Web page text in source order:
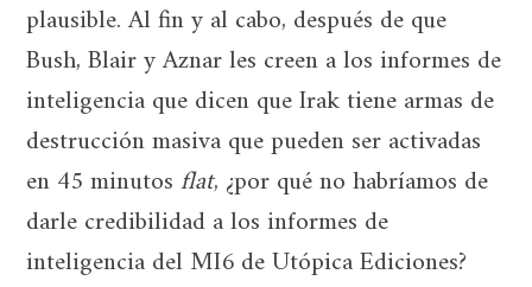
plausible. Al fin y al cabo, después de que
Bush, Blair y Aznar les creen a los informes de
inteligencia que dicen que Irak tiene armas de
destrucción masiva que pueden ser activadas
en 45 minutosflat, ¿por qué no habríamos de
darle credibilidad a los informes de
inteligencia del MI6 de Utópica Ediciones?